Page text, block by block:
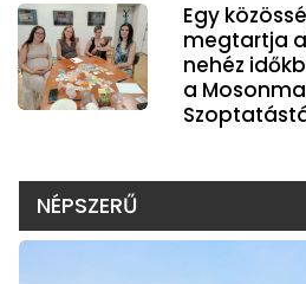
Egy
megtartja
nehéz
a
NÉPSZERŰ